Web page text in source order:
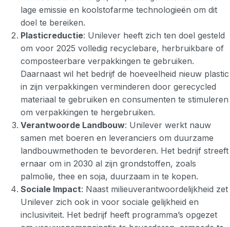
lage emissie en koolstofarme technologieën om dit
doel te bereiken.
Plasticreductie: Unilever heeft zich ten doel gesteld
om voor 2025 volledig recyclebare, herbruikbare of
composteerbare verpakkingen te gebruiken.
Daarnaast wil het bedrijf de hoeveelheid nieuw plastic
in zijn verpakkingen verminderen door gerecycled
materiaal te gebruiken en consumenten te stimuleren
om verpakkingen te hergebruiken.
Verantwoorde Landbouw: Unilever werkt nauw
samen met boeren en leveranciers om duurzame
landbouwmethoden te bevorderen. Het bedrijf streeft
ernaar om in 2030 al zijn grondstoffen, zoals
palmolie, thee en soja, duurzaam in te kopen.
Sociale Impact: Naast milieuverantwoordelijkheid zet
Unilever zich ook in voor sociale gelijkheid en
inclusiviteit. Het bedrijf heeft programma’s opgezet